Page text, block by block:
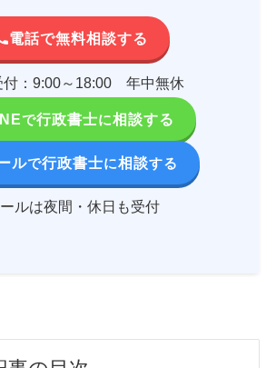
電話で無料相談する
付：9:00～18:00 年中無休
で行政書士に相談する
ルで行政書士に相談する
ールは夜間・休日も受付